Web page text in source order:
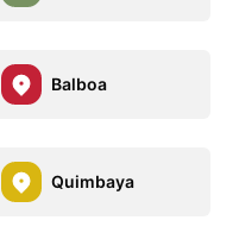
Balboa
Quimbaya